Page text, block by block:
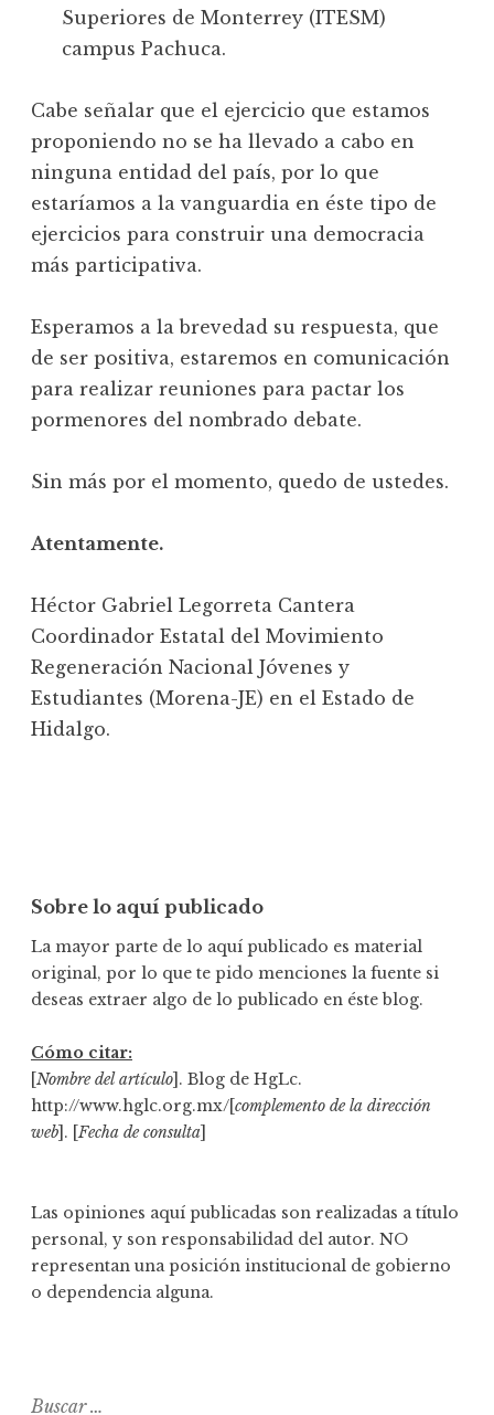
Superiores de Monterrey (ITESM)
campus Pachuca.
Cabe señalar que el ejercicio que estamos
proponiendo no se ha llevado a cabo en
ninguna entidad del país, por lo que
estaríamos a la vanguardia en éste tipo de
ejercicios para construir una democracia
más participativa.
Esperamos a la brevedad su respuesta, que
de ser positiva, estaremos en comunicación
para realizar reuniones para pactar los
pormenores del nombrado debate.
Sin más por el momento, quedo de ustedes.
Atentamente.
Héctor Gabriel Legorreta Cantera
Coordinador Estatal del Movimiento
Regeneración Nacional Jóvenes y
Estudiantes (Morena-JE) en el Estado de
Hidalgo.
Sobre lo aquí publicado
La mayor parte de lo aquí publicado es material
original, por lo que te pido menciones la fuente si
deseas extraer algo de lo publicado en éste blog.
Cómo citar:
[Nombre del artículo]. Blog de HgLc.
http://www.hglc.org.mx/[complemento de la dirección
web]. [Fecha de consulta]
Las opiniones aquí publicadas son realizadas a título
personal, y son responsabilidad del autor. NO
representan una posición institucional de gobierno
o dependencia alguna.
B